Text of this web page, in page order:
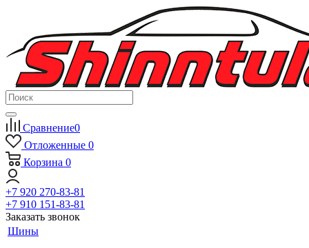
Сравнение0
Отложенные 0
Корзина 0
+7 920 270-83-81
+7 910 151-83-81
Заказать звонок
Шины